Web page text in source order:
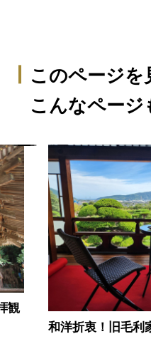
このページを
こんなページ
観
和洋折衷！旧毛利